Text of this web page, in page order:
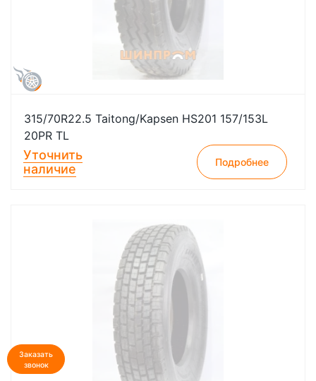
Заказать
звонок
315/70R22.5 Taitong/Kapsen HS201 157/153L
20PR TL
Уточнить
наличие
Подробнее